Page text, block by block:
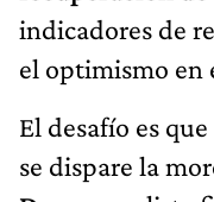
indicadores de
el optimismo en
El desafío es
se dispare la